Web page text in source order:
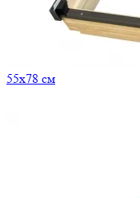
55x78 см